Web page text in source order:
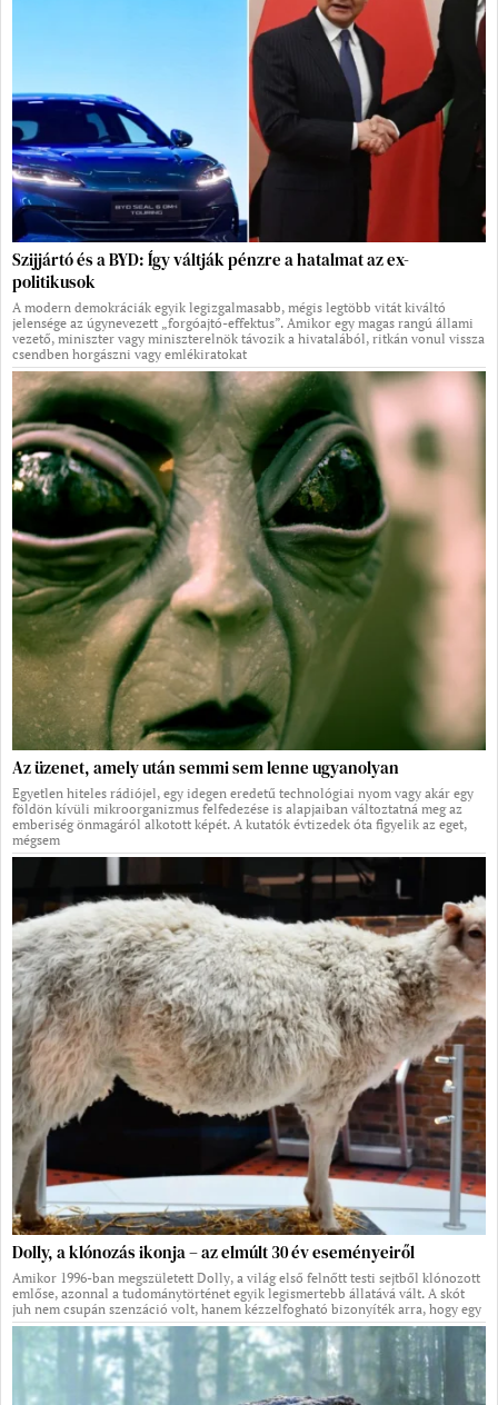
Szijjártó és a BYD: Így váltják pénzre a hatalmat az ex-
politikusok
A modern demokráciák egyik legizgalmasabb, mégis legtöbb vitát kiváltó
jelensége az úgynevezett „forgóajtó-effektus”. Amikor egy magas rangú állami
vezető, miniszter vagy miniszterelnök távozik a hivatalából, ritkán vonul vissza
csendben horgászni vagy emlékiratokat
Az üzenet, amely után semmi sem lenne ugyanolyan
Egyetlen hiteles rádiójel, egy idegen eredetű technológiai nyom vagy akár egy
földön kívüli mikroorganizmus felfedezése is alapjaiban változtatná meg az
emberiség önmagáról alkotott képét. A kutatók évtizedek óta figyelik az eget,
mégsem
Dolly, a klónozás ikonja – az elmúlt 30 év eseményeiről
Amikor 1996-ban megszületett Dolly, a világ első felnőtt testi sejtből klónozott
emlőse, azonnal a tudománytörténet egyik legismertebb állatává vált. A skót
juh nem csupán szenzáció volt, hanem kézzelfogható bizonyíték arra, hogy egy